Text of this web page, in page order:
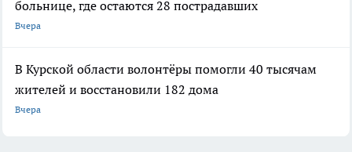
больнице, где остаются 28 пострадавших
Вчера
В Курской области волонтёры помогли 40 тысячам
жителей и восстановили 182 дома
Вчера